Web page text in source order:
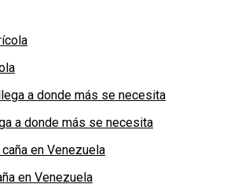
a donde más se necesita
en Venezuela